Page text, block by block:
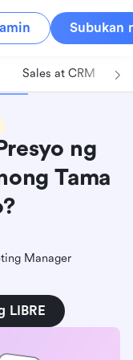
Subukan
Sales at CRM
ng
Tama
Manager
LIBRE
ng
mo at ano